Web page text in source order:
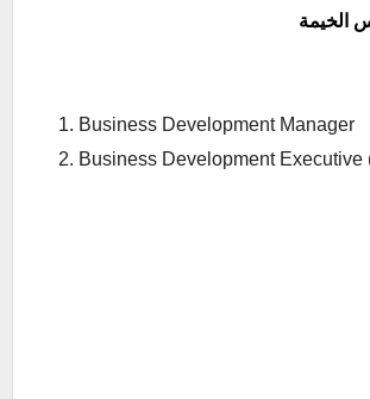
الخيمة
Business Development Manager
Business Development Executive